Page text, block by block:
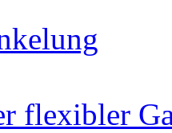
flexibler